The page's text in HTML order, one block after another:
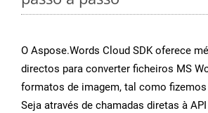
O Aspose.Words Cloud SDK oferece
directos para converter ficheiros MS
formatos de imagem, tal como fizemos
Seja através de chamadas diretas à API